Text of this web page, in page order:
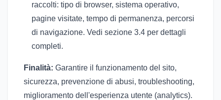
raccolti: tipo di browser, sistema operativo,
pagine visitate, tempo di permanenza, percorsi
di navigazione. Vedi sezione 3.4 per dettagli
completi.
Finalità: Garantire il funzionamento del sito,
sicurezza, prevenzione di abusi, troubleshooting,
miglioramento dell'esperienza utente (analytics).